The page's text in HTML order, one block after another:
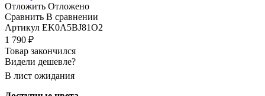
Отложить Отложено
Сравнить В сравнении
Артикул EK0A5BJ81O2
1 790 ₽
Товар закончился
Видели дешевле?
В лист ожидания